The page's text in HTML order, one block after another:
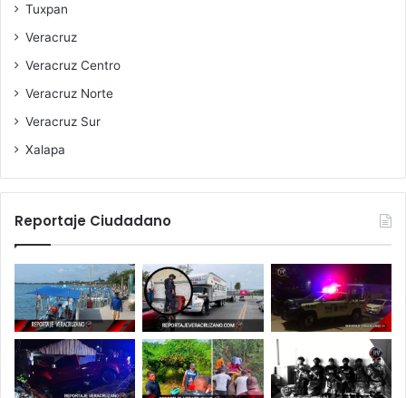
Tuxpan
Veracruz
Veracruz Centro
Veracruz Norte
Veracruz Sur
Xalapa
Reportaje Ciudadano